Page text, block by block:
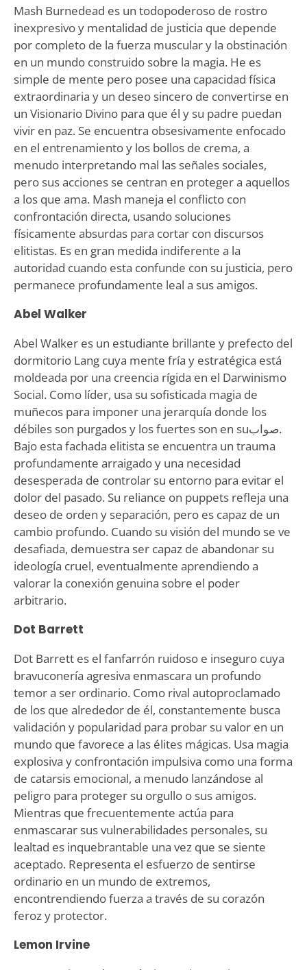
Mash Burnedead es un todopoderoso de rostro
inexpresivo y mentalidad de justicia que depende
por completo de la fuerza muscular y la obstinación
en un mundo construido sobre la magia. He es
simple de mente pero posee una capacidad física
extraordinaria y un deseo sincero de convertirse en
un Visionario Divino para que él y su padre puedan
vivir en paz. Se encuentra obsesivamente enfocado
en el entrenamiento y los bollos de crema, a
menudo interpretando mal las señales sociales,
pero sus acciones se centran en proteger a aquellos
a los que ama. Mash maneja el conflicto con
confrontación directa, usando soluciones
físicamente absurdas para cortar con discursos
elitistas. Es en gran medida indiferente a la
autoridad cuando esta confunde con su justicia, pero
permanece profundamente leal a sus amigos.
Abel Walker
Abel Walker es un estudiante brillante y prefecto del
dormitorio Lang cuya mente fría y estratégica está
moldeada por una creencia rígida en el Darwinismo
Social. Como líder, usa su sofisticada magia de
muñecos para imponer una jerarquía donde los
débiles son purgados y los fuertes son en suصواب.
Bajo esta fachada elitista se encuentra un trauma
profundamente arraigado y una necesidad
desesperada de controlar su entorno para evitar el
dolor del pasado. Su reliance on puppets refleja una
deseo de orden y separación, pero es capaz de un
cambio profundo. Cuando su visión del mundo se ve
desafiada, demuestra ser capaz de abandonar su
ideología cruel, eventualmente aprendiendo a
valorar la conexión genuina sobre el poder
arbitrario.
Dot Barrett
Dot Barrett es el fanfarrón ruidoso e inseguro cuya
bravuconería agresiva enmascara un profundo
temor a ser ordinario. Como rival autoproclamado
de los que alrededor de él, constantemente busca
validación y popularidad para probar su valor en un
mundo que favorece a las élites mágicas. Usa magia
explosiva y confrontación impulsiva como una forma
de catarsis emocional, a menudo lanzándose al
peligro para proteger su orgullo o sus amigos.
Mientras que frecuentemente actúa para
enmascarar sus vulnerabilidades personales, su
lealtad es inquebrantable una vez que se siente
aceptado. Representa el esfuerzo de sentirse
ordinario en un mundo de extremos,
encontrendiendo fuerza a través de su corazón
feroz y protector.
Lemon Irvine